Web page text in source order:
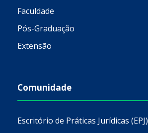
Faculdade
Pós-Graduação
Extensão
Comunidade
Escritório de Práticas Jurídicas (EPJ)